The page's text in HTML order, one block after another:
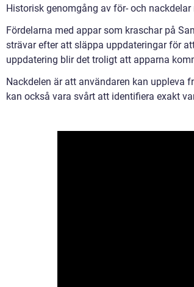
Historisk genomgång av för- och
Fördelarna med appar som kraschar på
strävar efter att släppa uppdateringar för
uppdatering blir det troligt att apparna
Nackdelen är att användaren kan uppleva
kan också vara svårt att identifiera exakt